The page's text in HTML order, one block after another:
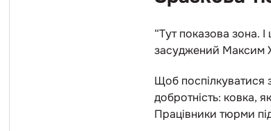
“Тут показова зона.
засуджений Максим
Щоб поспілкуватися
добротність: ковка,
Працівники тюрми